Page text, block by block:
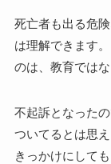
死亡者も出る危
は理解できます
のは、教育ではな
不起訴となった
ついてるとは思
きっかけにしても